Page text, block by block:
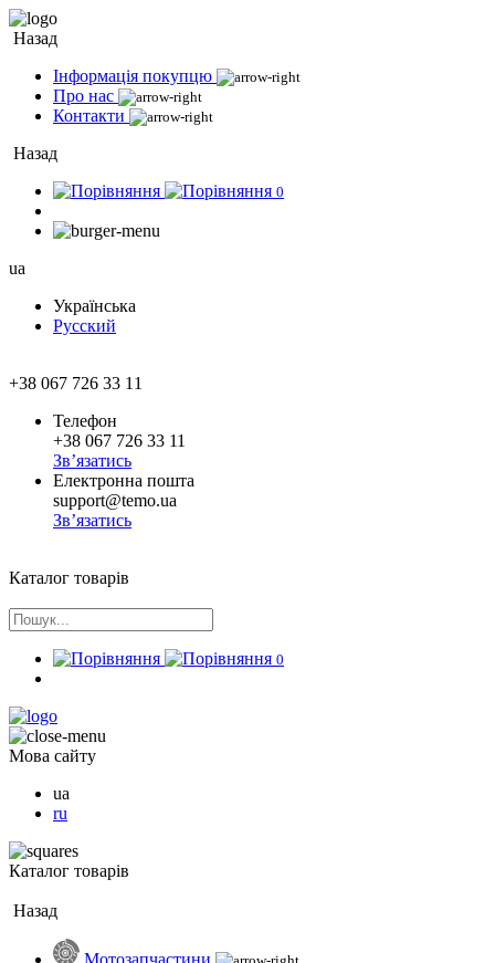
Назад
Інформація покупцю
Про нас
Контакти
Назад
0
ua
Українська
Русский
+38 067 726 33 11
Телефон
+38 067 726 33 11
Зв’язатись
Електронна пошта
support@temo.ua
Зв’язатись
Каталог товарів
0
Мова сайту
ua
ru
Каталог товарів
Назад
Мотозапчастини